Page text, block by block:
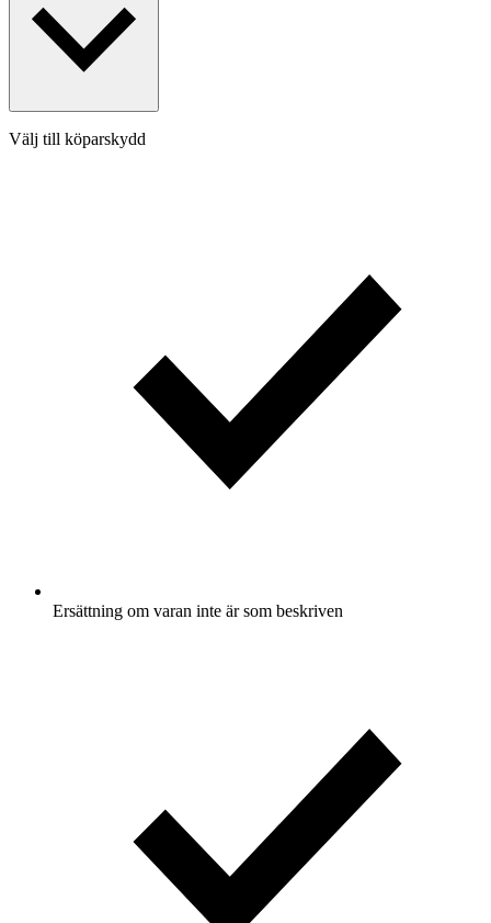
Välj till köparskydd
Ersättning om varan inte är som beskriven